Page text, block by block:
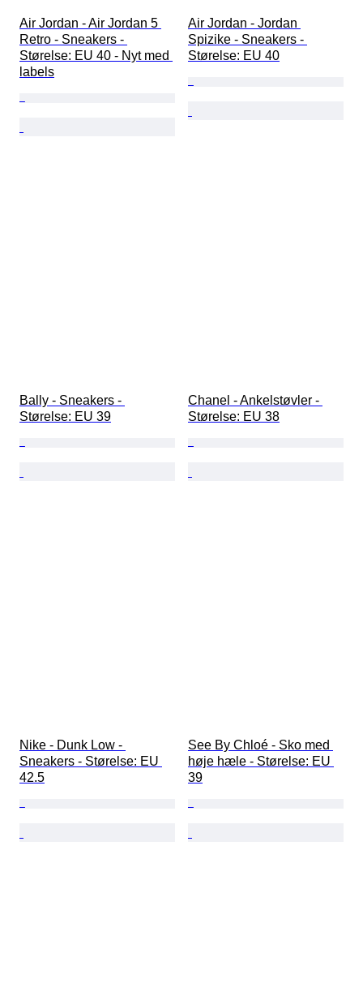
Air Jordan - Air Jordan 5
Retro - Sneakers -
Størelse: EU 40 - Nyt med
labels
Air Jordan - Jordan
Spizike - Sneakers -
Størelse: EU 40
Bally - Sneakers -
Størelse: EU 39
Chanel - Ankelstøvler -
Størelse: EU 38
Nike - Dunk Low -
Sneakers - Størelse: EU
42.5
See By Chloé - Sko med
høje hæle - Størelse: EU
39